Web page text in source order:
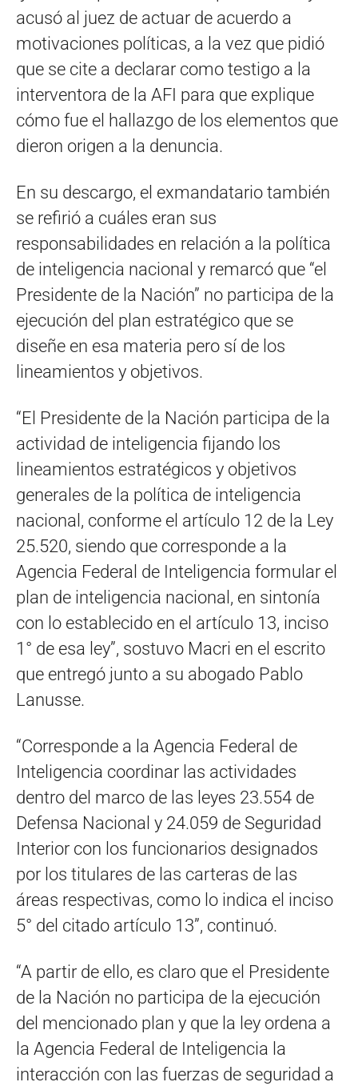
acusó al juez de actuar de acuerdo a
motivaciones políticas, a la vez que pidió
que se cite a declarar como testigo a la
interventora de la AFI para que explique
cómo fue el hallazgo de los elementos que
dieron origen a la denuncia.
En su descargo, el exmandatario también
se refirió a cuáles eran sus
responsabilidades en relación a la política
de inteligencia nacional y remarcó que “el
Presidente de la Nación” no participa de la
ejecución del plan estratégico que se
diseñe en esa materia pero sí de los
lineamientos y objetivos.
“El Presidente de la Nación participa de la
actividad de inteligencia fijando los
lineamientos estratégicos y objetivos
generales de la política de inteligencia
nacional, conforme el artículo 12 de la Ley
25.520, siendo que corresponde a la
Agencia Federal de Inteligencia formular el
plan de inteligencia nacional, en sintonía
con lo establecido en el artículo 13, inciso
1° de esa ley”, sostuvo Macri en el escrito
que entregó junto a su abogado Pablo
Lanusse.
“Corresponde a la Agencia Federal de
Inteligencia coordinar las actividades
dentro del marco de las leyes 23.554 de
Defensa Nacional y 24.059 de Seguridad
Interior con los funcionarios designados
por los titulares de las carteras de las
áreas respectivas, como lo indica el inciso
5° del citado artículo 13”, continuó.
“A partir de ello, es claro que el Presidente
de la Nación no participa de la ejecución
del mencionado plan y que la ley ordena a
la Agencia Federal de Inteligencia la
interacción con las fuerzas de seguridad a